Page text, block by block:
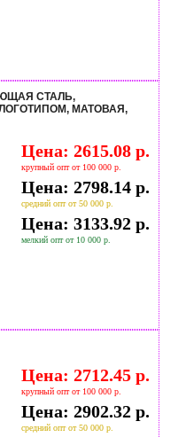
СТАЛЬ,
МАТОВАЯ,
Цена: 2615.08 р.
крупный опт от 100 000 р.
Цена: 2798.14 р.
средний опт от 50 000 р.
Цена: 3133.92 р.
мелкий опт от 10 000 р.
Цена: 2712.45 р.
крупный опт от 100 000 р.
Цена: 2902.32 р.
средний опт от 50 000 р.